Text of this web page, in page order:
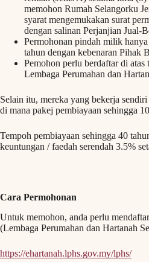
memohon Rumah Selangorku
syarat mengemukakan surat
dengan salinan Perjanjian Jual-
Permohonan pindah milik
tahun dengan kebenaran Pihak
Pemohon perlu berdaftar di atas
Lembaga Perumahan dan
Selain itu, mereka yang bekerja
di mana pakej pembiayaan sehingga
Tempoh pembiayaan sehingga 40
keuntungan / faedah serendah 3.5%
Cara Permohonan
Untuk memohon, anda perlu
(Lembaga Perumahan dan Hartanah
https://ehartanah.lphs.gov.my/lphs/